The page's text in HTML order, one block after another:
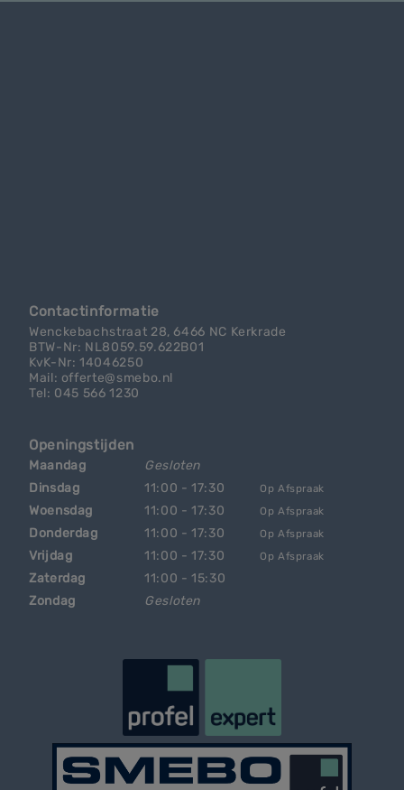
Contactinformatie
Wenckebachstraat 28, 6466 NC Kerkrade
BTW-Nr: NL8059.59.622B01
KvK-Nr: 14046250
Mail: offerte@smebo.nl
Tel: 045 566 1230
Openingstijden
Maandag
Gesloten
Dinsdag
11:00 - 17:30 Op Afspraak
Woensdag 11:00 - 17:30 Op Afspraak
Donderdag 11:00 - 17:30 Op Afspraak
Vrijdag 11:00 - 17:30 Op Afspraak
Zaterdag
11:00 - 15:30
Zondag
Gesloten